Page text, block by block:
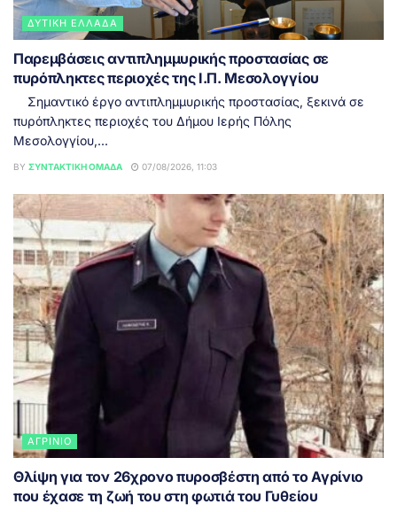
ΔΥΤΙΚΉ ΕΛΛΆΔΑ
Παρεμβάσεις αντιπλημμυρικής προστασίας σε
πυρόπληκτες περιοχές της Ι.Π. Μεσολογγίου
Σημαντικό έργο αντιπλημμυρικής προστασίας, ξεκινά σε
πυρόπληκτες περιοχές του Δήμου Ιερής Πόλης
Μεσολογγίου,...
BY ΣΥΝΤΑΚΤΙΚΉ ΟΜΆΔΑ 07/08/2026, 11:03
ΑΓΡΊΝΙΟ
Θλίψη για τον 26χρονο πυροσβέστη από το Αγρίνιο
που έχασε τη ζωή του στη φωτιά του Γυθείου